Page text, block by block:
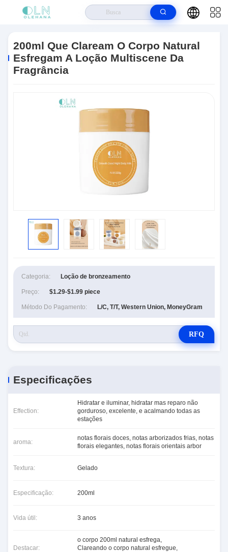
Corpo Natural Esfregam A Loção Multiscene Da Fragrância
200ml Que Claream O Corpo Natural
Esfregam A Loção Multiscene Da
Fragrância
Categoria: Loção de bronzeamento
Preço: $1.29-$1.99 piece
Método Do Pagamento: L/C, T/T, Western Union, MoneyGram
RFQ
Especificações
Effection:
Hidratar e iluminar, hidratar mas reparo não
gorduroso, excelente, e acalmando todas as
estações
aroma:
notas florais doces, notas arborizados frias, notas
florais elegantes, notas florais orientais arbor
Textura: Gelado
Especificação: 200ml
Vida útil: 3 anos
Destacar:
o corpo 200ml natural esfrega,
Clareando o corpo natural esfregue,